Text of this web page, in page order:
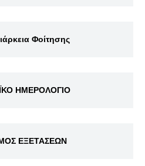
Φοίτησης
ΗΜΕΡΟΛΟΓΙΟ
ΕΞΕΤΑΣΕΩΝ